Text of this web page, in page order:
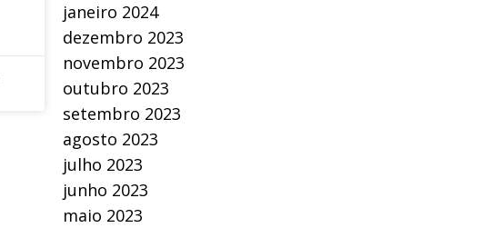
janeiro 2024
dezembro 2023
novembro 2023
outubro 2023
setembro 2023
agosto 2023
julho 2023
junho 2023
maio 2023